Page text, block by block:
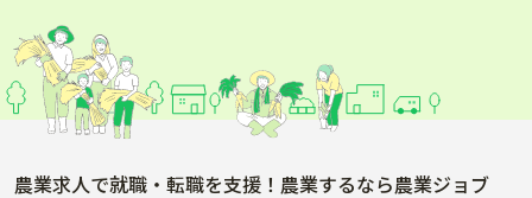
農業求人で就職・転職を支援！農業するなら農業ジョブ